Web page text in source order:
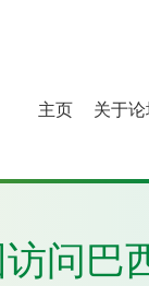
几內亚比
主页 关于
问巴